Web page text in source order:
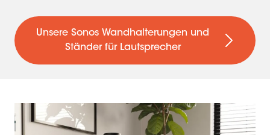
Unsere Sonos Wandhalterungen und
Ständer für Lautsprecher